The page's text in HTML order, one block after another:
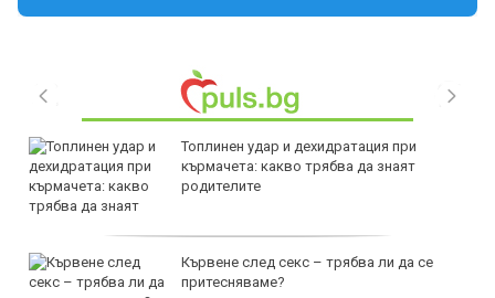
Топлинен удар и дехидратация при
кърмачета: какво трябва да знаят
родителите
Кървене след секс – трябва ли да се
притесняваме?